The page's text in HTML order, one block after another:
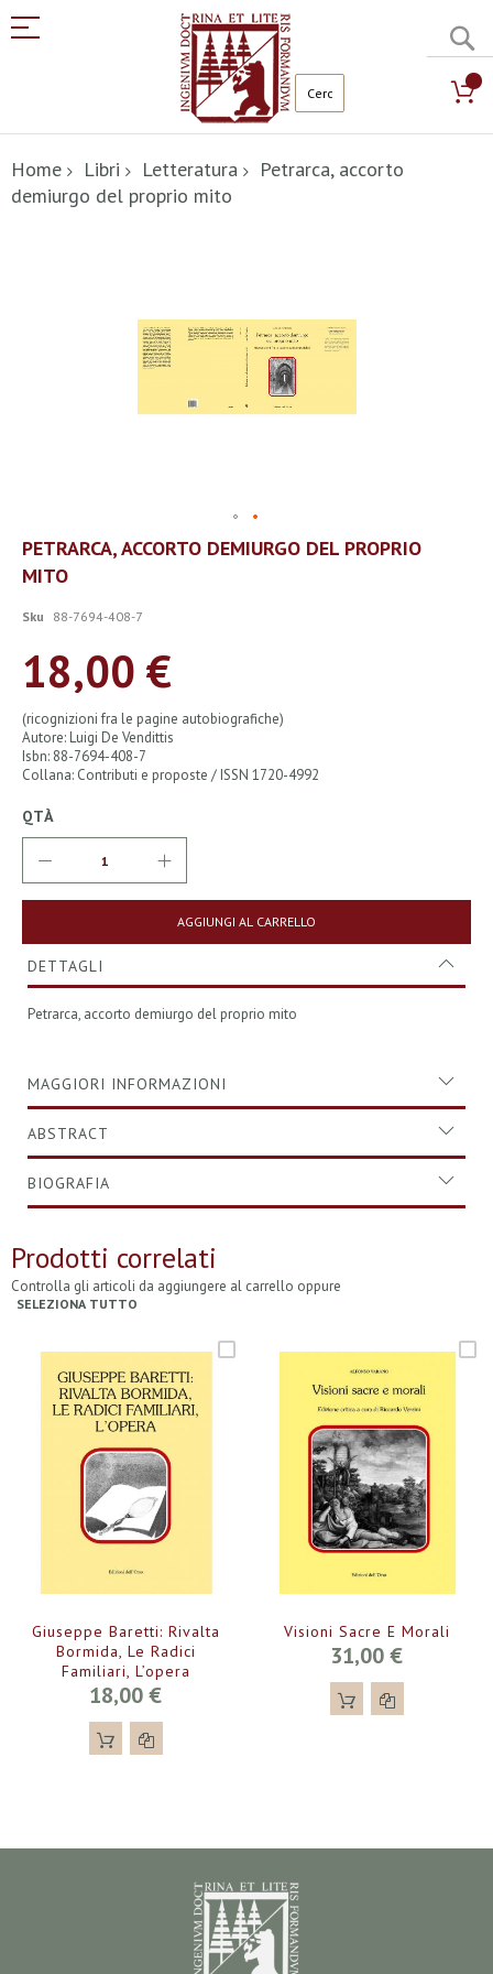
al
contenuto
Home Libri Letteratura
Petrarca, accorto
demiurgo del proprio mito
Vai
all'inizio
della
di
PETRARCA, ACCORTO DEMIURGO DEL PROPRIO
MITO
Sku 88-7694-408-7
18,00 €
(ricognizioni fra le pagine autobiografiche)
Autore: Luigi De Vendittis
Isbn: 88-7694-408-7
Collana: Contributi e proposte / ISSN 1720-4992
QTÀ
AGGIUNGI AL CARRELLO
DETTAGLI
Petrarca, accorto demiurgo del proprio mito
MAGGIORI INFORMAZIONI
ABSTRACT
BIOGRAFIA
Prodotti correlati
Controlla gli articoli da aggiungere al carrello oppure
SELEZIONA TUTTO
Giuseppe Baretti: Rivalta
Bormida, Le Radici
Familiari, L’opera
18,00 €
Visioni Sacre E Morali
31,00 €